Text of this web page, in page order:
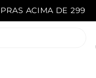
ACIMA DE 299